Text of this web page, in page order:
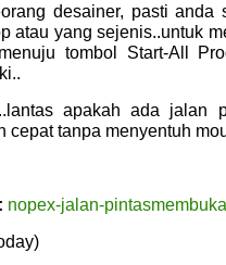
desainer, pasti anda
atau yang sejenis..untuk
tombol Start-All
apakah ada jalan
cepat tanpa menyentuh
nopex-jalan-